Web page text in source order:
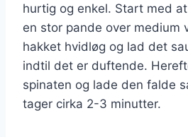
hurtig og enkel. Start med
en stor pande over medium
hakket hvidløg og lad det
indtil det er duftende.
spinaten og lade den falde
tager cirka 2-3 minutter.